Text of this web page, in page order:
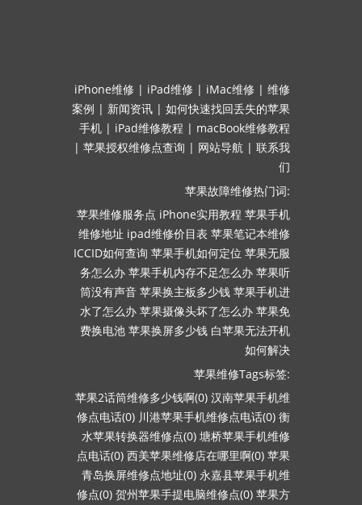
iPhone维修 | iPad维修 | iMac维修 | 维修
案例 | 新闻资讯 | 如何快速找回丢失的苹果
手机 | iPad维修教程 | macBook维修教程
| 苹果授权维修点查询 | 网站导航 | 联系我
们
苹果故障维修热门词:
苹果维修服务点 iPhone实用教程 苹果手机
维修地址 ipad维修价目表 苹果笔记本维修
ICCID如何查询 苹果手机如何定位 苹果无服
务怎么办 苹果手机内存不足怎么办 苹果听
筒没有声音 苹果换主板多少钱 苹果手机进
水了怎么办 苹果摄像头坏了怎么办 苹果免
费换电池 苹果换屏多少钱 白苹果无法开机
如何解决
苹果维修Tags标签:
苹果2话筒维修多少钱啊(0) 汉南苹果手机维
修点电话(0) 川港苹果手机维修点电话(0) 衡
水苹果转换器维修点(0) 塘桥苹果手机维修
点电话(0) 西美苹果维修店在哪里啊(0) 苹果
青岛换屏维修点地址(0) 永嘉县苹果手机维
修点(0) 贺州苹果手提电脑维修点(0) 苹果方